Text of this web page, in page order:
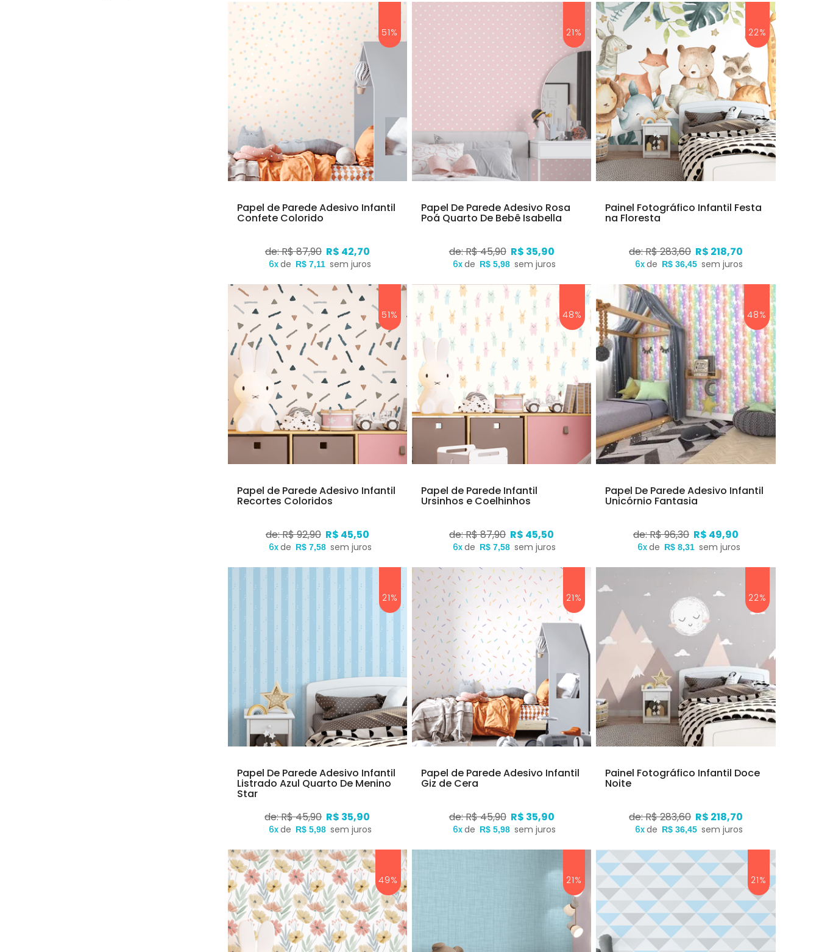
51%
Papel de Parede Adesivo Infantil
Confete Colorido
de: R$ 87,90 R$ 42,70
6xde R$ 7,11 sem juros
21%
Papel De Parede Adesivo Rosa
Poá Quarto De Bebê Isabella
de: R$ 45,90 R$ 35,90
6xde R$ 5,98 sem juros
22%
Painel Fotográfico Infantil Festa
na Floresta
de: R$ 283,60 R$ 218,70
6xde R$ 36,45 sem juros
51%
Papel de Parede Adesivo Infantil
Recortes Coloridos
de: R$ 92,90 R$ 45,50
6xde R$ 7,58 sem juros
48%
Papel de Parede Infantil
Ursinhos e Coelhinhos
de: R$ 87,90 R$ 45,50
6xde R$ 7,58 sem juros
48%
Papel De Parede Adesivo Infantil
Unicórnio Fantasia
de: R$ 96,30 R$ 49,90
6xde R$ 8,31 sem juros
21%
Papel De Parede Adesivo Infantil
Listrado Azul Quarto De Menino
Star
de: R$ 45,90 R$ 35,90
6xde R$ 5,98 sem juros
21%
Papel de Parede Adesivo Infantil
Giz de Cera
de: R$ 45,90 R$ 35,90
6xde R$ 5,98 sem juros
22%
Painel Fotográfico Infantil Doce
Noite
de: R$ 283,60 R$ 218,70
6xde R$ 36,45 sem juros
49% 21% 21%